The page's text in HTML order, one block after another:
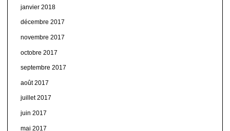
janvier 2018
décembre 2017
novembre 2017
octobre 2017
septembre 2017
août 2017
juillet 2017
juin 2017
mai 2017